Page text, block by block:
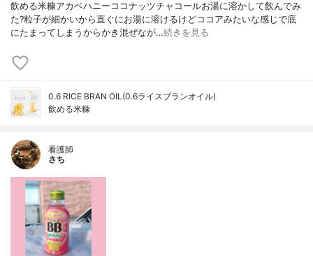
飲める米糠アカベハニーココナッツチャコールお湯に溶かして飲んでみ
た?粒子が細かいから直ぐにお湯に溶けるけどココアみたいな感じで底
にたまってしまうからかき混ぜなが…続きを見る
0.6 RICE BRAN OIL(0.6ライスブランオイル)
飲める米糠
看護師
さち